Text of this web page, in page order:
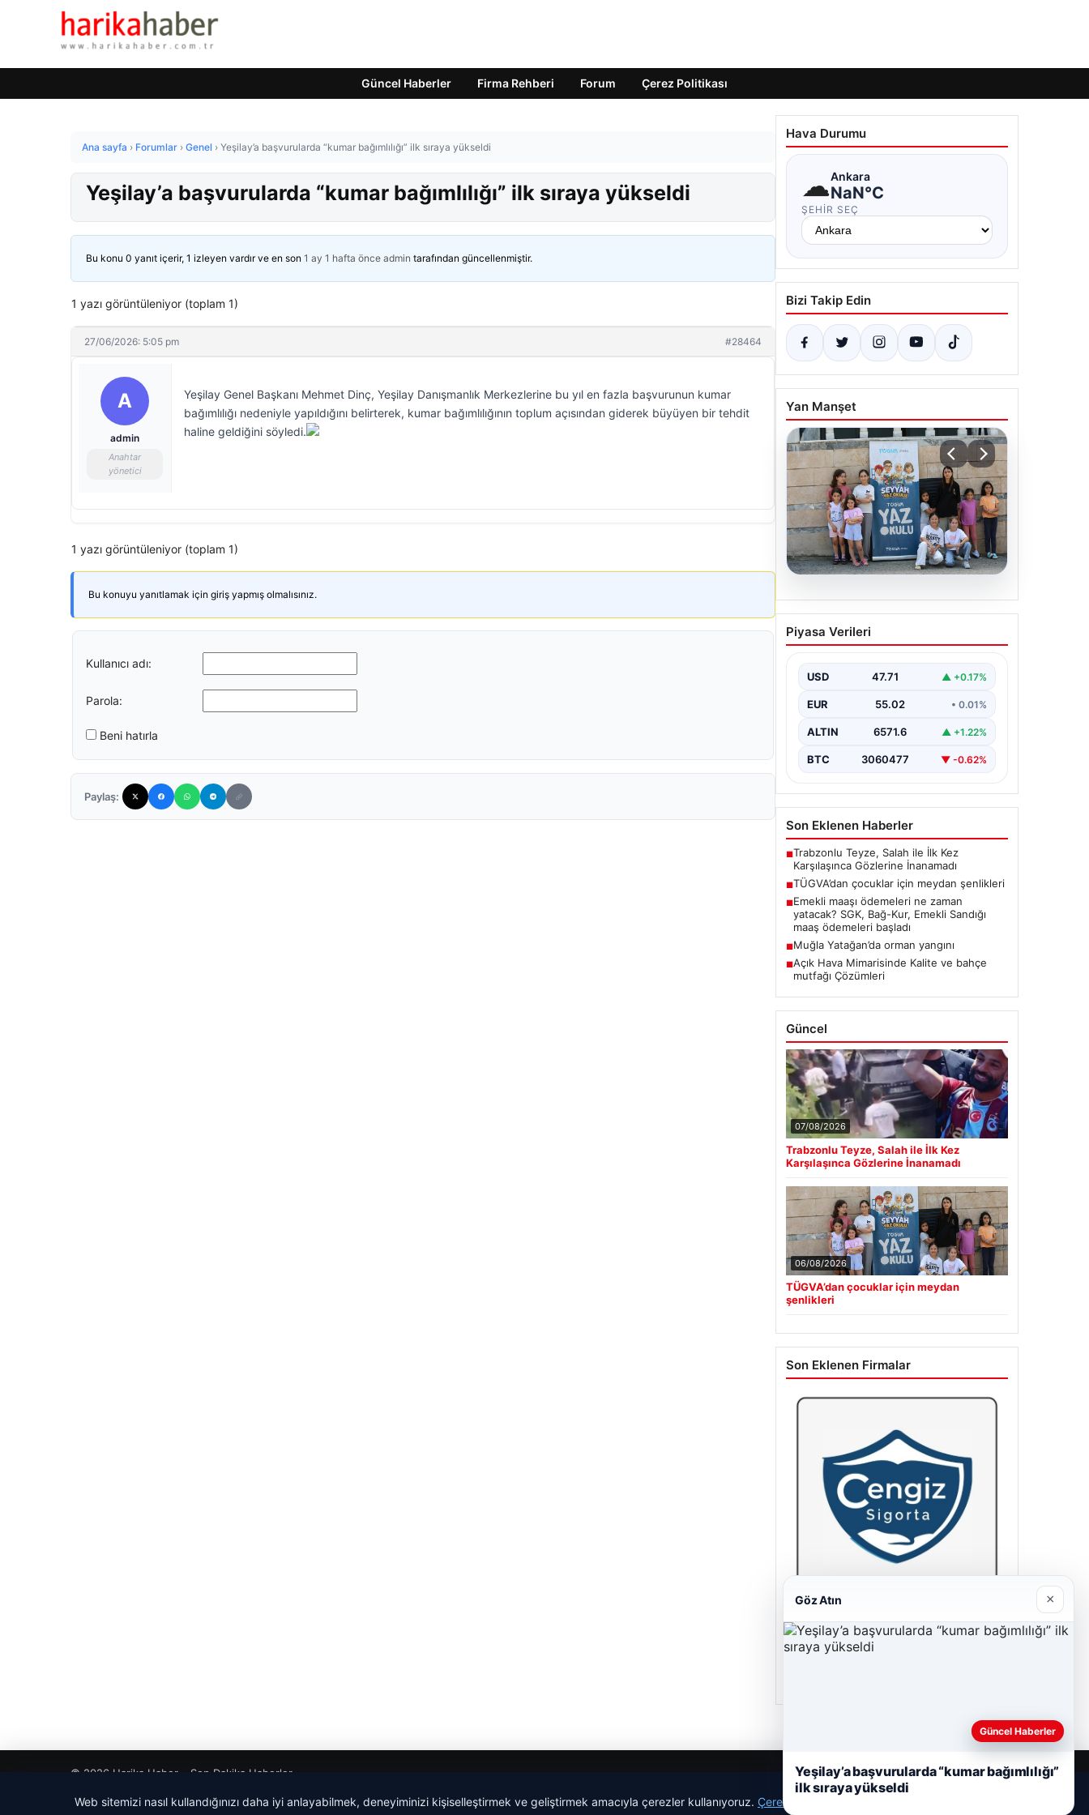
Güncel Haberler Firma Rehberi Forum Çerez Politikası
Ana sayfa › Forumlar › Genel › Yeşilay’a başvurularda “kumar bağımlılığı” ilk sıraya yükseldi
Yeşilay’a başvurularda “kumar bağımlılığı” ilk sıraya yükseldi
Bu konu 0 yanıt içerir, 1 izleyen vardır ve en son 1 ay 1 hafta önce admin tarafından güncellenmiştir.
1 yazı görüntüleniyor (toplam 1)
27/06/2026: 5:05 pm #28464
A
admin
Anahtar
yönetici
Yeşilay Genel Başkanı Mehmet Dinç, Yeşilay Danışmanlık Merkezlerine bu yıl en fazla başvurunun kumar
bağımlılığı nedeniyle yapıldığını belirterek, kumar bağımlılığının toplum açısından giderek büyüyen bir tehdit
haline geldiğini söyledi.
1 yazı görüntüleniyor (toplam 1)
Bu konuyu yanıtlamak için giriş yapmış olmalısınız.
Kullanıcı adı:
Parola:
Beni hatırla
Paylaş:
Hava Durumu
☁Ankara
NaN°C
ŞEHIR SEÇ
Bizi Takip Edin
Yan Manşet
06.08.2026
TÜGVA’dan çocuklar için
meydan şenlikleri
Piyasa Verileri
USD 47.71 ▲ +0.17%
EUR 55.02 • 0.01%
ALTIN 6571.6 ▲ +1.22%
BTC 3060477 ▼ -0.62%
Son Eklenen Haberler
■Trabzonlu Teyze, Salah ile İlk Kez
Karşılaşınca Gözlerine İnanamadı
■TÜGVA’dan çocuklar için meydan şenlikleri
■Emekli maaşı ödemeleri ne zaman
yatacak? SGK, Bağ-Kur, Emekli Sandığı
maaş ödemeleri başladı
■Muğla Yatağan’da orman yangını
■Açık Hava Mimarisinde Kalite ve bahçe
mutfağı Çözümleri
Güncel
07/08/2026
Trabzonlu Teyze, Salah ile İlk Kez
Karşılaşınca Gözlerine İnanamadı
06/08/2026
TÜGVA’dan çocuklar için meydan
şenlikleri
Son Eklenen Firmalar
Cengiz Sigorta
23/06/2026
© 2026 Harika Haber – Son Dakika Haberler
Web sitemizi nasıl kullandığınızı daha iyi anlayabilmek, deneyiminizi kişiselleştirmek ve geliştirmek amacıyla çerezler kullanıyoruz. Çerez Politikamız
Göz Atın ×
Güncel Haberler
Yeşilay’a başvurularda “kumar bağımlılığı”
ilk sıraya yükseldi
Yeminli Tercüme Bürosu|Malta Dil Okulu|lemagrup.com.tr